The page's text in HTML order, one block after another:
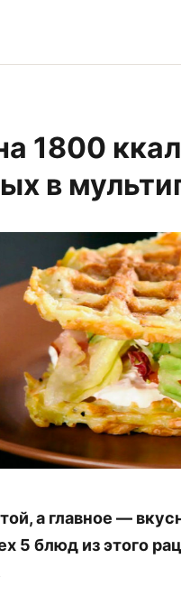
1800
в
а главное —
5 блюд из этого